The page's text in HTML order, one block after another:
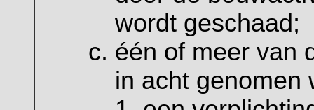
wordt geschaad;
één of meer van
in acht genomen